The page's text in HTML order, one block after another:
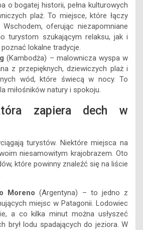
o bogatej historii, pełna kulturowych
plaż. To miejsce, które łączy
oferując niezapomniane
turystom szukającym relaksu, jak i
lokalne tradycje.
(Kambodża) – malownicza wyspa w
z przepięknych, dziewiczych plaż i
wód, które świecą w nocy. To
miłośników natury i spokoju.
zapiera dech w
turystów. Niektóre miejsca na
niesamowitym krajobrazem. Oto
które powinny znaleźć się na liście
Moreno (Argentyna) – to jedno z
miejsc w Patagonii. Lodowiec
a co kilka minut można usłyszeć
brył lodu spadających do jeziora. W